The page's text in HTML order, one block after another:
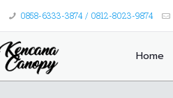
0858-6333-3874 / 0812-8023-9874
Home